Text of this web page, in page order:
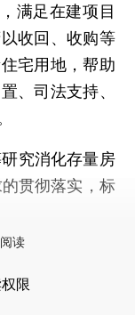
满足在建项目
收回、收购等
宅用地，帮助
、司法支持、
究消化存量房
贯彻落实，标
读
限